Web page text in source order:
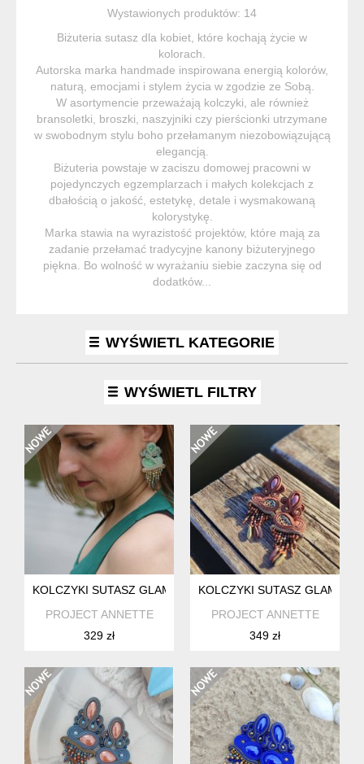
Wystawionych produktów: 14
Biżuteria sutasz dla kobiet, które kochają życie w
kolorach.
Autorska marka handmade inspirowana energią kolorów,
naturą, emocjami i stylem życia w zgodzie ze Sobą.
W asortymencie przeważają kolczyki, ale również
bransoletki, broszki, naszyjniki czy pierścionki utrzymane
w swobodnym stylu boho przełamanym niezobowiązującą
elegancją.
Biżuteria powstaje w zaciszu domowej pracowni w
pojedynczych egzemplarzach i małych kolekcjach z
dbałością o jakość, estetykę, detale i wysmakowaną
kolorystykę.
Marka stawia na wyrazistość projektów, które mają za
zadanie przełamać tradycyjne kanony biżuteryjnego
piękna. Bo wolność w wyrażaniu siebie zaczyna się od
dodatków...
WYŚWIETL KATEGORIE
WYŚWIETL FILTRY
KOLCZYKI SUTASZ GLAM BOHO
PROJECT ANNETTE
329 zł
KOLCZYKI SUTASZ GLAM
PROJECT ANNETTE
349 zł